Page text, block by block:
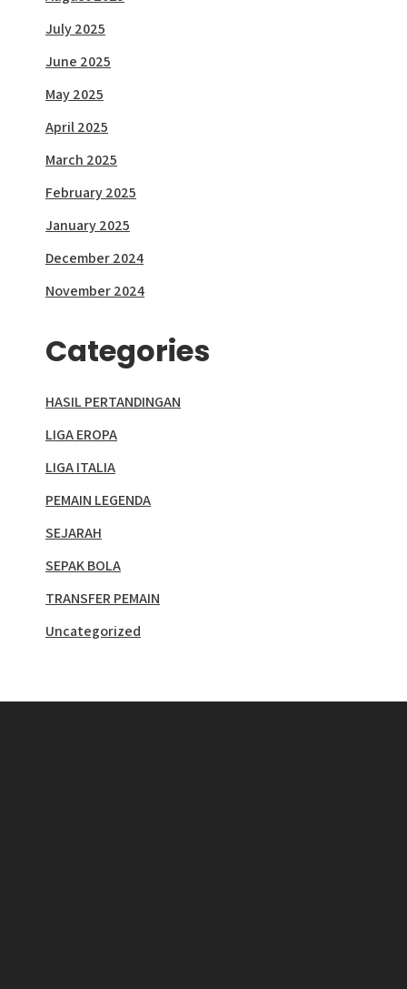
July 2025
June 2025
May 2025
April 2025
March 2025
February 2025
January 2025
December 2024
November 2024
Categories
HASIL PERTANDINGAN
LIGA EROPA
LIGA ITALIA
PEMAIN LEGENDA
SEJARAH
SEPAK BOLA
TRANSFER PEMAIN
Uncategorized